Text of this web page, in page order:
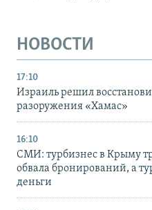
НОВОСТИ
17:10
Израиль решил
разоружения «Хамас»
16:10
СМИ: турбизнес в Крыму
обвала бронирований, а
деньги